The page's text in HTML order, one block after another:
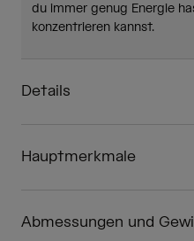
du immer genug Energie
konzentrieren kannst.
Details
Hauptmerkmale
Abmessungen und